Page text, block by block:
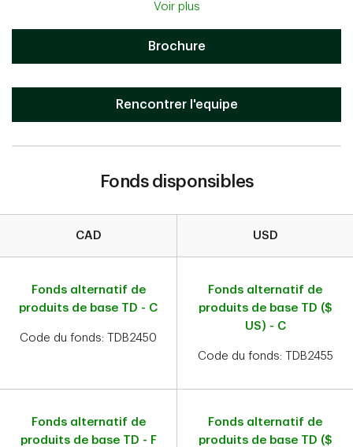
Voir plus
Brochure
Rencontrer l'equipe
Fonds disponsibles
CAD USD
Fonds alternatif de
produits de base TD - C
Code du fonds: TDB2450
Fonds alternatif de
produits de base TD ($
US) - C
Code du fonds: TDB2455
Fonds alternatif de
produits de base TD - F
Fonds alternatif de
produits de base TD ($